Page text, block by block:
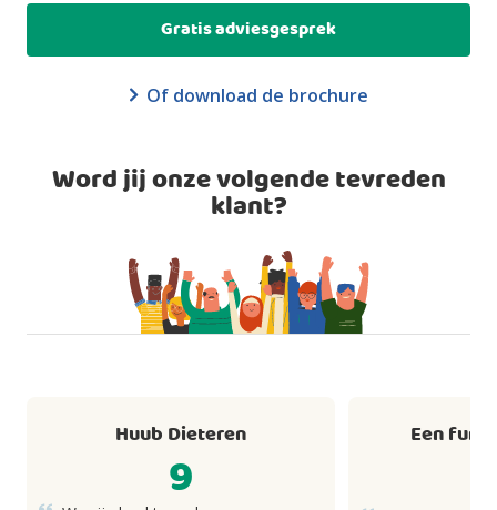
Gratis adviesgesprek
Of download de brochure
Word jij onze volgende tevreden
klant?
Huub Dieteren
9
Een